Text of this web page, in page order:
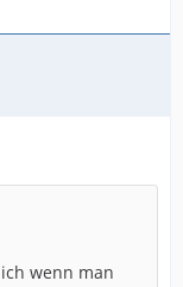
wenn man